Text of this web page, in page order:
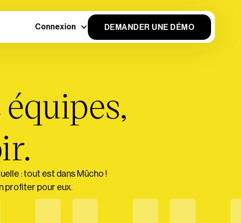
Connexion DEMANDER UNE DÉMO
: tout est dans Mūcho !
profiter pour eux.